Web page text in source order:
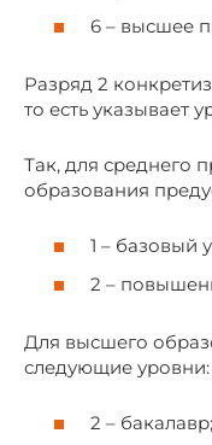
6 – высшее
Разряд 2
то есть указывает
Так, для среднего
образования
1 – базовый
2 –
Для высшего
следующие уровни:
2 – бакалавр;